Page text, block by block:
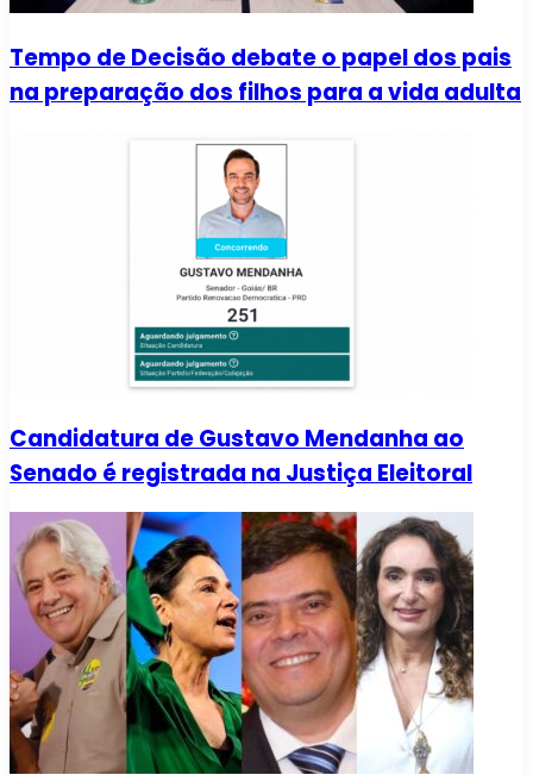
Tempo de Decisão debate o papel dos pais
na preparação dos filhos para a vida adulta
Candidatura de Gustavo Mendanha ao
Senado é registrada na Justiça Eleitoral